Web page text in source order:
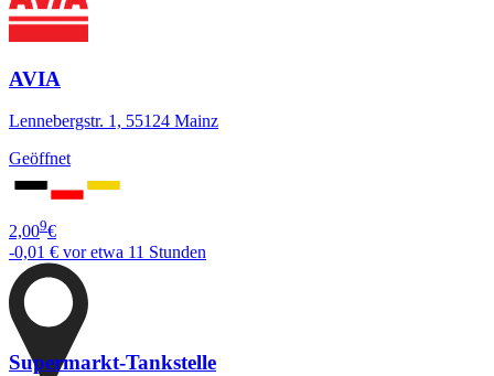
AVIA
Lennebergstr. 1, 55124 Mainz
Geöffnet
2,009€
-0,01 € vor etwa 11 Stunden
Supermarkt-Tankstelle